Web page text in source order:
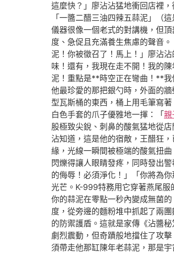
這麼快？」廖沾沾猛地衝回店裡
「一醬二醋三油四辣五蒜泥」（
儀器很像一個老式的對講機，但
度、急促且充滿養生焦慮的聲音
泥！你被徵召了！馬上！」廖沾
味！還有，我現在走不開！我的
泥！重點是**時空正在彎曲！**
他最珍愛的那把銀勺時，外面的
型瓦斯桶的東西，桶上用毛筆寫
白色手套的爪子優雅地一揮：「 親
股極致尖銳、刺鼻的酸氣猛地從
沾知道，這是他的宿敵，王醋狂
緣，光線一瞬間被極端的酸氣扭
閃爍得讓人眼睛發疼，同時發出
的侮辱！必須淨化！」「你將為
光芒。K-999特務用它穿著燕尾
你的蒜泥在零點一秒內變成無菌
度，從旁邊的麵粉堆中抓起了兩
的防禦護盾。這就是家傳《沾醬
劇烈震動，但奇蹟般地擋住了攻
須帶走他那缸陳年老蒜泥，那是